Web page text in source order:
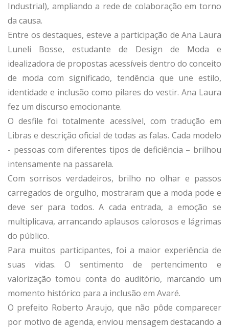
Industrial), ampliando a rede de colaboração em torno
da causa.
Entre os destaques, esteve a participação de Ana Laura
Luneli Bosse, estudante de Design de Moda e
idealizadora de propostas acessíveis dentro do conceito
de moda com significado, tendência que une estilo,
identidade e inclusão como pilares do vestir. Ana Laura
fez um discurso emocionante.
O desfile foi totalmente acessível, com tradução em
Libras e descrição oficial de todas as falas. Cada modelo
- pessoas com diferentes tipos de deficiência – brilhou
intensamente na passarela.
Com sorrisos verdadeiros, brilho no olhar e passos
carregados de orgulho, mostraram que a moda pode e
deve ser para todos. A cada entrada, a emoção se
multiplicava, arrancando aplausos calorosos e lágrimas
do público.
Para muitos participantes, foi a maior experiência de
suas vidas. O sentimento de pertencimento e
valorização tomou conta do auditório, marcando um
momento histórico para a inclusão em Avaré.
O prefeito Roberto Araujo, que não pôde comparecer
por motivo de agenda, enviou mensagem destacando a